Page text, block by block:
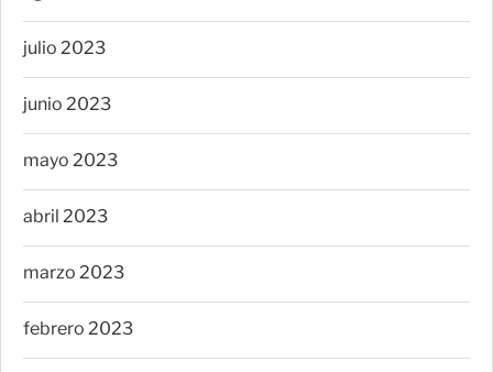
julio 2023
junio 2023
mayo 2023
abril 2023
marzo 2023
febrero 2023